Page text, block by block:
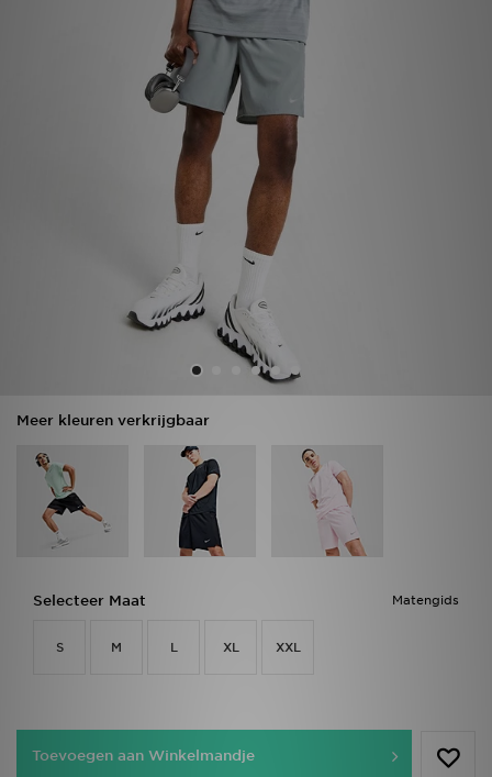
Meer kleuren verkrijgbaar
Matengids
Selecteer Maat
S M L XL XXL
Toevoegen aan Winkelmandje
Download de app